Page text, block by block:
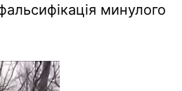
минулого